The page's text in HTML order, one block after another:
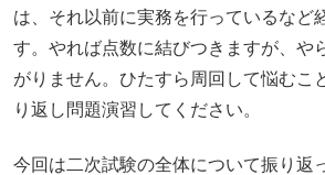
は、それ以前に実務を行っているなど
す。やれば点数に結びつきますが、や
がりません。ひたすら周回して悩むこ
り返し問題演習してください。
今回は二次試験の全体について振り返